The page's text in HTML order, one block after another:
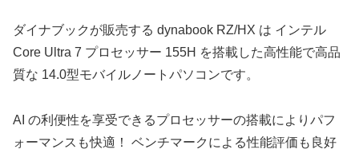
ダイナブックが販売する dynabook RZ/HX は インテル
Core Ultra 7 プロセッサー 155H を搭載した高性能で高品
質な 14.0型モバイルノートパソコンです。
AI の利便性を享受できるプロセッサーの搭載によりパフ
ォーマンスも快適！ ベンチマークによる性能評価も良好